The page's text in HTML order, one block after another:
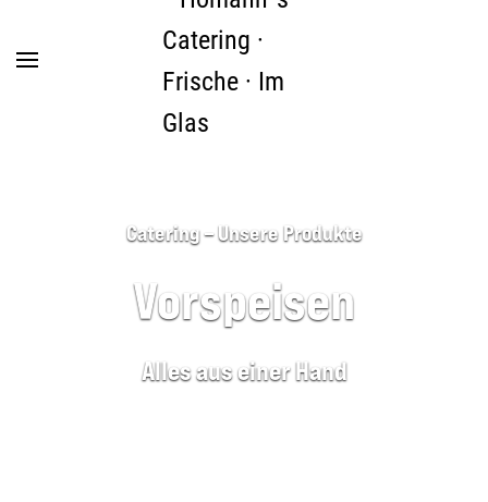
Zum Hauptinhalt springen
Catering – Unsere Produkte
Vorspeisen
Alles aus einer Hand